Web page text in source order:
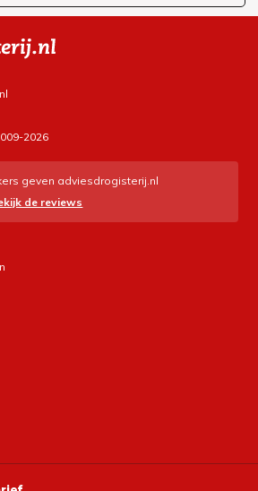
2026
geven adviesdrogisterij.nl
de reviews